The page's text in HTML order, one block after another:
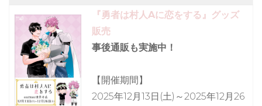
『勇者は村人Aに恋をする』グッズ
販売
事後通販も実施中！
【開催期間】
2025年12月13日(土)～2025年12月26